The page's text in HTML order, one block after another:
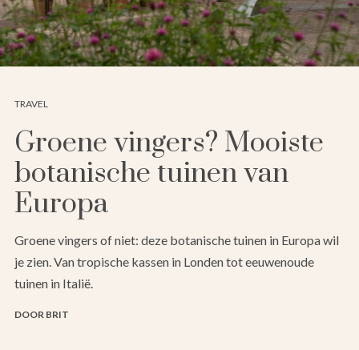
TRAVEL
Groene vingers? Mooiste
botanische tuinen van
Europa
Groene vingers of niet: deze botanische tuinen in Europa wil
je zien. Van tropische kassen in Londen tot eeuwenoude
tuinen in Italië.
DOOR BRIT